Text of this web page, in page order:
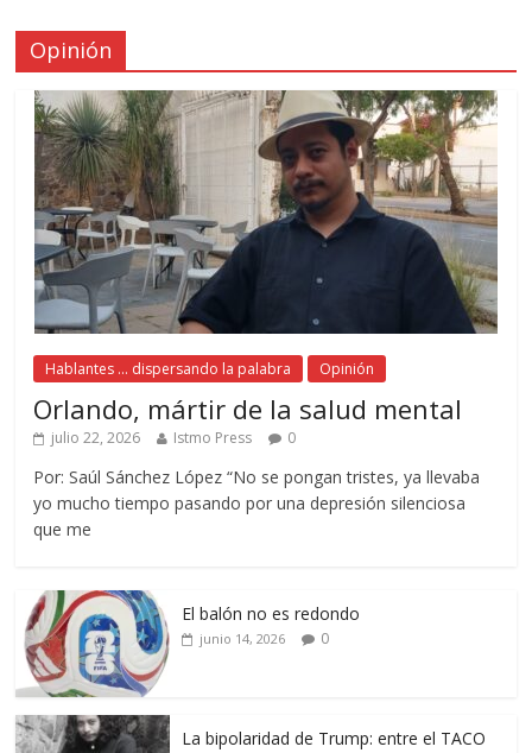
Opinión
Hablantes ... dispersando la palabra Opinión
Orlando, mártir de la salud mental
julio 22, 2026 Istmo Press 0
Por: Saúl Sánchez López “No se pongan tristes, ya llevaba
yo mucho tiempo pasando por una depresión silenciosa
que me
El balón no es redondo
junio 14, 2026 0
La bipolaridad de Trump: entre el TACO